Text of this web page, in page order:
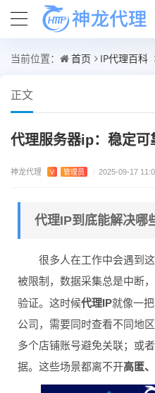
当前位置： 首页 IP代理百科
正文
代理服务器ip：稳定可
神龙代理 V 管理员 / 2025-09-17
代理IP到底能解决哪
很多人在工作中会遇到
被限制，数据采集总是中断
验证。这时候代理IP就像一
公司，需要同时查看不同地
多个店铺账号避免关联；或
据。这些场景都离不开高匿